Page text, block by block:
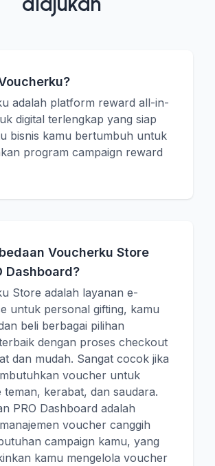
adalah platform reward all-in-
digital terlengkap yang siap
bisnis kamu bertumbuh untuk
program campaign reward
Voucherku Store
Dashboard?
Store adalah layanan e-
untuk personal gifting, kamu
beli berbagai pilihan
dengan proses checkout
dan mudah. Sangat cocok jika
voucher untuk
teman, kerabat, dan saudara.
PRO Dashboard adalah
voucher canggih
campaign kamu, yang
kamu mengelola voucher